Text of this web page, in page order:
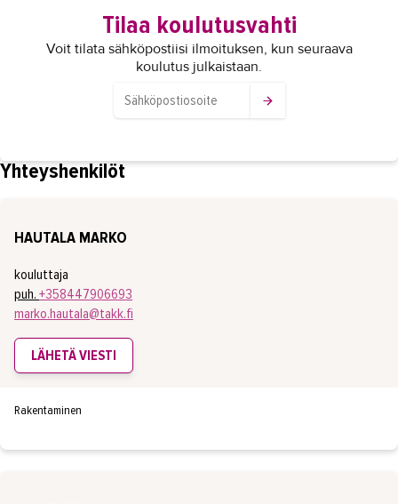
Tilaa koulutusvahti
Voit tilata sähköpostiisi ilmoituksen, kun seuraava
koulutus julkaistaan.
Yhteyshenkilöt
HAUTALA MARKO
kouluttaja
puh. +358447906693
marko.hautala@takk.fi
LÄHETÄ VIESTI
Rakentaminen